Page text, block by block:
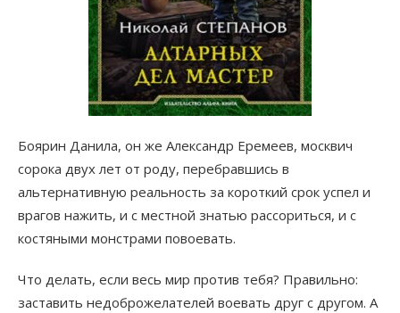
Боярин Данила, он же Александр Еремеев, москвич
сорока двух лет от роду, перебравшись в
альтернативную реальность за короткий срок успел и
врагов нажить, и с местной знатью рассориться, и с
костяными монстрами повоевать.
Что делать, если весь мир против тебя? Правильно:
заставить недоброжелателей воевать друг с другом. А